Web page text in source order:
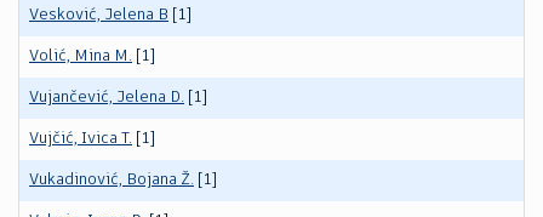
Vesković, Jelena B [1]
Volić, Mina M. [1]
Vujančević, Jelena D. [1]
Vujčić, Ivica T. [1]
Vukadinović, Bojana Ž. [1]